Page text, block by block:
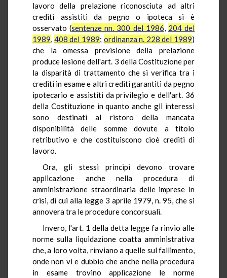
lavoro della prelazione riconosciuta ad altri
crediti assistiti da pegno o ipoteca si è
osservato (sentenze nn. 300 del 1986, 204 del
1989, 408 del 1989; ordinanza n. 228 del 1989)
che la omessa previsione della prelazione
produce lesione dell'art. 3 della Costituzione per
la disparità di trattamento che si verifica tra i
crediti in esame e altri crediti garantiti da pegno
ipotecario e assistiti da privilegio e dell'art. 36
della Costituzione in quanto anche gli interessi
sono destinati al ristoro della mancata
disponibilità delle somme dovute a titolo
retributivo e che costituiscono cioè crediti di
lavoro.
Ora, gli stessi principi devono trovare
applicazione anche nella procedura di
amministrazione straordinaria delle imprese in
crisi, di cui alla legge 3 aprile 1979, n. 95, che si
annovera tra le procedure concorsuali.
Invero, l'art. 1 della detta legge fa rinvio alle
norme sulla liquidazione coatta amministrativa
che, a loro volta, rinviano a quelle sul fallimento,
onde non vi e dubbio che anche nella procedura
in esame trovino applicazione le norme